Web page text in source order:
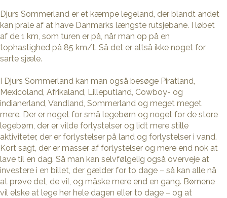
Djurs Sommerland er et kæmpe legeland, der blandt andet
kan prale af at have Danmarks længste rutsjebane. I løbet
af de 1 km, som turen er på, når man op på en
tophastighed på 85 km/t. Så det er altså ikke noget for
sarte sjæle.
I Djurs Sommerland kan man også besøge Piratland,
Mexicoland, Afrikaland, Lilleputland, Cowboy- og
indianerland, Vandland, Sommerland og meget meget
mere. Der er noget for små legebørn og noget for de store
legebørn, der er vilde forlystelser og lidt mere stille
aktiviteter, der er forlystelser på land og forlystelser i vand.
Kort sagt, der er masser af forlystelser og mere end nok at
lave til en dag. Så man kan selvfølgelig også overveje at
investere i en billet, der gælder for to dage – så kan alle nå
at prøve det, de vil, og måske mere end en gang. Børnene
vil elske at lege her hele dagen eller to dage – og at